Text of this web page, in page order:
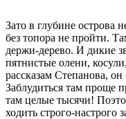
Зато в глубине острова
без топора не пройти.
держи-дерево. И дикие
пятнистые олени,
рассказам Степанова,
Заблудиться там проще
там целые тысячи!
ходить строго-настрого